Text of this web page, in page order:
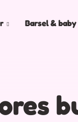
Barsel & baby